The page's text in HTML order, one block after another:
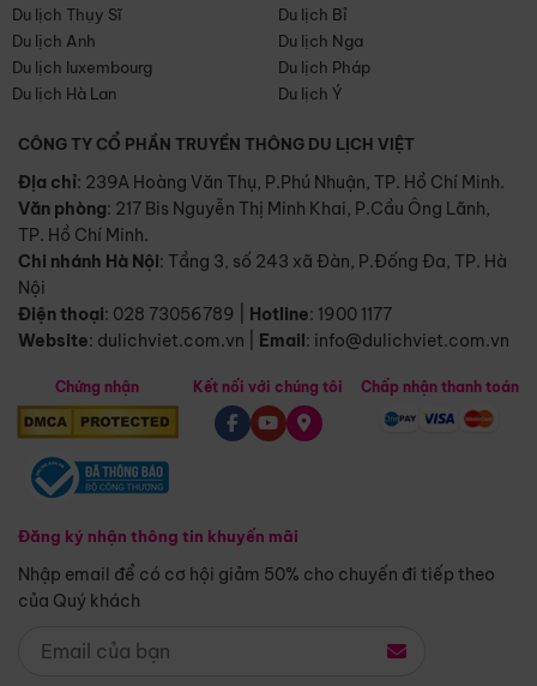
Du lịch Thụy Sĩ
Du lịch Bỉ
Du lịch Anh
Du lịch Nga
Du lịch luxembourg
Du lịch Pháp
Du lịch Hà Lan
Du lịch Ý
CÔNG TY CỔ PHẦN TRUYỀN THÔNG DU LỊCH VIỆT
Địa chỉ: 239A Hoàng Văn Thụ, P.Phú Nhuận, TP. Hồ Chí Minh.
Văn phòng: 217 Bis Nguyễn Thị Minh Khai, P.Cầu Ông Lãnh,
TP. Hồ Chí Minh.
Chi nhánh Hà Nội: Tầng 3, số 243 xã Đàn, P.Đống Đa, TP. Hà
Nội
Điện thoại: 028 73056789 Hotline: 1900 1177
Website: dulichviet.com.vn Email: info@dulichviet.com.vn
Chứng nhận
Đăng ký nhận thông tin khuyến mãi
Nhập email để có cơ hội giảm 50% cho chuyến đi tiếp theo
của Quý khách
Kết nối với chúng tôi Chấp nhận thanh toán